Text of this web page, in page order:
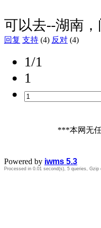
可以去--湖南
回复 支持 (4) 反对 (4)
1/1
1
***本网无
Powered by iwms 5.3
Processed in 0.01 second(s), 5 queries, Gzip